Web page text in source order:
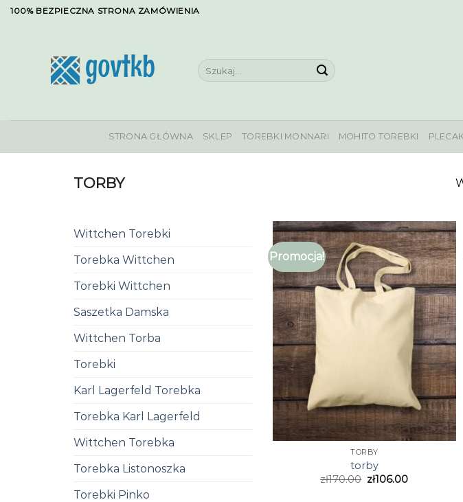
Skip100% BEZPIECZNA STRONA ZAMÓWIENIA
Szukaj:
STRONA GŁÓWNA SKLEP TOREBKI MONNARI MOHITO TOREBKI
TORBY
Wittchen Torebki
Torebka Wittchen
Torebki Wittchen
Saszetka Damska
Wittchen Torba
Torebki
Karl Lagerfeld Torebka
Torebka Karl Lagerfeld
Wittchen Torebka
Torebka Listonoszka
Torebki Pinko
Promocja!
TORBY
torby
zł170.00 zł106.00